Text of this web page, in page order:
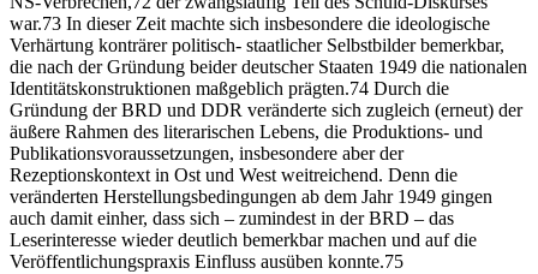
war.73 In dieser Zeit machte sich insbesondere die ideologische
Verhärtung konträrer politisch- staatlicher Selbstbilder bemerkbar,
die nach der Gründung beider deutscher Staaten 1949 die nationalen
Identitätskonstruktionen maßgeblich prägten.74 Durch die
Gründung derBRD und DDR veränderte sich zugleich (erneut) der
äußere Rahmen des literarischen Lebens, die Produktions- und
Publikationsvoraussetzungen, insbesondere aber der
Rezeptionskontext in Ost und West weitreichend. Denn die
veränderten Herstellungsbedingungen ab dem Jahr 1949 gingen
auch damit einher, dass sich – zumindest in derBRD – das
Leserinteresse wieder deutlich bemerkbar machen und auf die
Veröffentlichungspraxis Einfluss ausüben konnte.75